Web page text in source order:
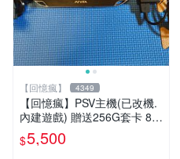
【回憶瘋】 4349
【回憶瘋】PSV主機(已改機.
內建遊戲) 贈送256G套卡 8成
新 遊戲機 PSVITA
$5,500